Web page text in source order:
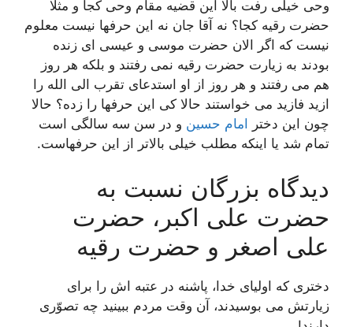
وحی خیلی رفت بالا این قضیه مقام وحی كجا و مثلًا
حضرت رقیه كجا؟ نه آقا جان نه این حرفها نیست معلوم
نیست كه اگر الان حضرت موسی و عیسی ای زنده
بودند به زیارت حضرت رقیه نمی رفتند و بلكه هر روز
هم می رفتند و هر روز از او استدعای تقرب الی الله را
ازید فازید می خواستند حالا كی این حرفها را زده؟ حالا
چون این دختر امام حسین و در سن سه سالگی است
تمام شد یا اینكه مطلب خیلی بالاتر از این حرفهاست.
دیدگاه بزرگان نسبت به
حضرت علی اکبر، حضرت
علی اصغر و حضرت رقیه
دختری كه اولیای خدا، پاشنه در عتبه اش را برای
زیارتش می بوسیدند، آن وقت مردم ببینید چه تصوّری